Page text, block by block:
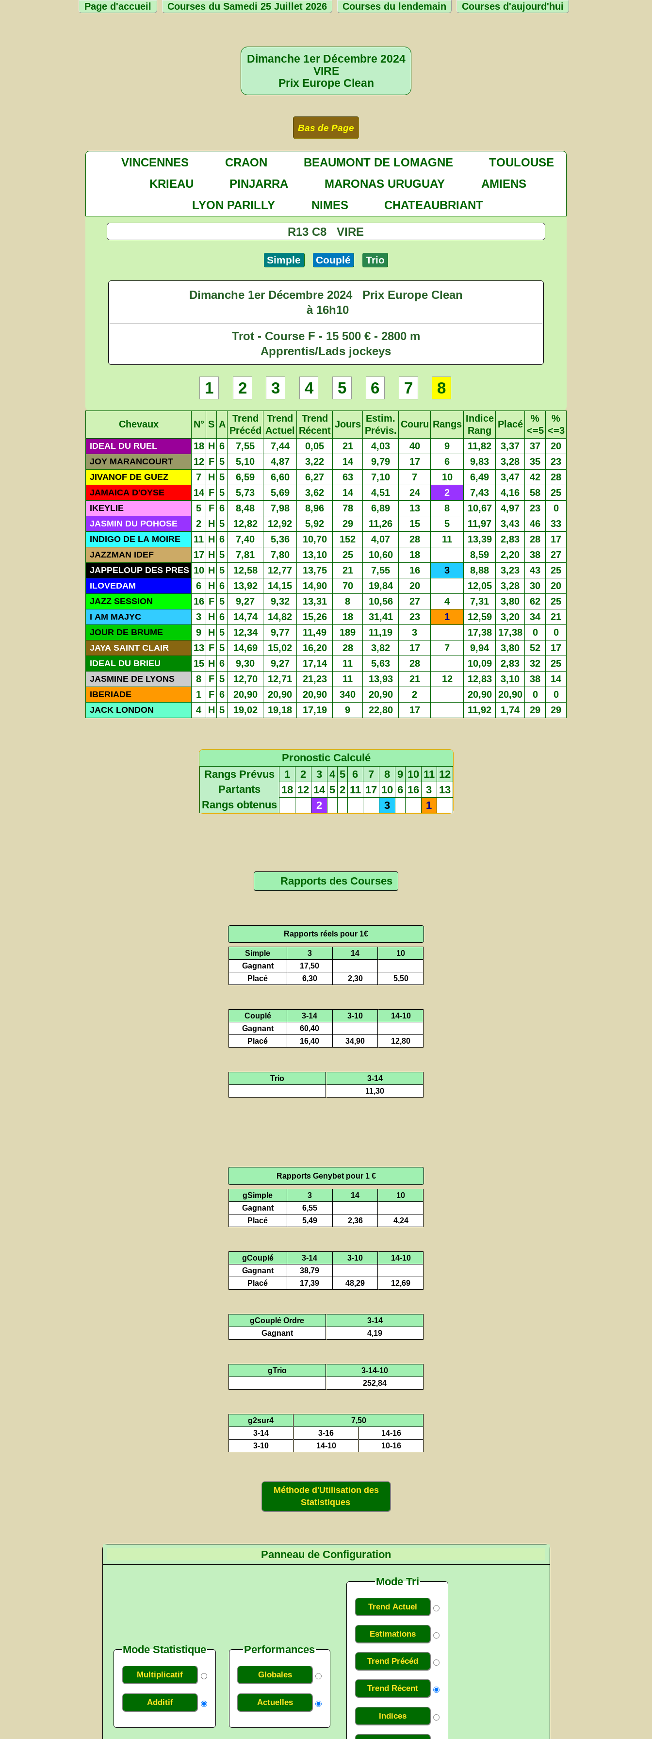
Page d'accueil Courses du Samedi 25 Juillet 2026 Courses du lendemain Courses d'aujourd'hui
Dimanche 1er Décembre 2024
VIRE
Prix Europe Clean
Bas de Page
VINCENNES CRAON BEAUMONT DE LOMAGNE
TOULOUSE
KRIEAU
PINJARRA MARONAS URUGUAY
AMIENS
LYON PARILLY
NIMES CHATEAUBRIANT
R13 C8 VIRE
Simple Couplé Trio
Dimanche 1er Décembre 2024
Prix Europe Clean
à 16h10
Trot - Course F - 15 500 € - 2800 m
Apprentis/Lads jockeys
1 2 3 4 5 6 7 8
Chevaux N° S A
Trend
Précéd
Trend
Actuel
Trend
Récent
Jours
Estim.
Prévis.
Couru Rangs
Indice
Rang
Placé
%
<=5
%
<=3
IDEAL DU RUEL 18 H 6 7,55 7,44 0,05 21 4,03 40 9 11,82 3,37 37 20
JOY MARANCOURT 12 F 5 5,10 4,87 3,22 14 9,79 17 6 9,83 3,28 35 23
JIVANOF DE GUEZ 7 H 5 6,59 6,60 6,27 63 7,10 7 10 6,49 3,47 42 28
JAMAICA D'OYSE 14 F 5 5,73 5,69 3,62 14 4,51 24 2 7,43 4,16 58 25
IKEYLIE 5 F 6 8,48 7,98 8,96 78 6,89 13 8 10,67 4,97 23 0
JASMIN DU POHOSE 2 H 5 12,82 12,92 5,92 29 11,26 15 5 11,97 3,43 46 33
INDIGO DE LA MOIRE 11 H 6 7,40 5,36 10,70 152 4,07 28 11 13,39 2,83 28 17
JAZZMAN IDEF 17 H 5 7,81 7,80 13,10 25 10,60 18 8,59 2,20 38 27
JAPPELOUP DES PRES 10 H 5 12,58 12,77 13,75 21 7,55 16 3 8,88 3,23 43 25
ILOVEDAM 6 H 6 13,92 14,15 14,90 70 19,84 20 12,05 3,28 30 20
JAZZ SESSION 16 F 5 9,27 9,32 13,31 8 10,56 27 4 7,31 3,80 62 25
I AM MAJYC 3 H 6 14,74 14,82 15,26 18 31,41 23 1 12,59 3,20 34 21
JOUR DE BRUME 9 H 5 12,34 9,77 11,49 189 11,19 3 17,38 17,38 0 0
JAYA SAINT CLAIR 13 F 5 14,69 15,02 16,20 28 3,82 17 7 9,94 3,80 52 17
IDEAL DU BRIEU 15 H 6 9,30 9,27 17,14 11 5,63 28 10,09 2,83 32 25
JASMINE DE LYONS 8 F 5 12,70 12,71 21,23 11 13,93 21 12 12,83 3,10 38 14
IBERIADE 1 F 6 20,90 20,90 20,90 340 20,90 2 20,90 20,90 0 0
JACK LONDON 4 H 5 19,02 19,18 17,19 9 22,80 17 11,92 1,74 29 29
Pronostic Calculé
Rangs Prévus
1 2 3 4 5 6 7 8 9 10 11 12
Partants
18 12 14 5 2 11 17 10 6 16 3
13
Rangs obtenus
2 3 1
Rapports des Courses
Rapports réels pour 1€
Simple 3 14
10
Gagnant
17,50
Placé
6,30 2,30 5,50
Couplé 3-14 3-10
14-10
Gagnant
60,40
Placé
16,40 34,90 12,80
Trio
3-14
11,30
Rapports Genybet pour 1 €
gSimple 3 14
10
Gagnant
6,55
Placé
5,49 2,36 4,24
gCouplé 3-14 3-10
14-10
Gagnant
38,79
Placé
17,39 48,29 12,69
gCouplé Ordre
3-14
Gagnant
4,19
gTrio
3-14-10
252,84
g2sur4
7,50
3-14
3-16
14-16
3-10
14-10 10-16
Méthode d'Utilisation des
Statistiques
Panneau de Configuration
Mode Statistique
Multiplicatif
Additif
Performances
Globales
Actuelles
Mode Tri
Trend Actuel
Estimations
Trend Précéd
Trend Récent
Indices